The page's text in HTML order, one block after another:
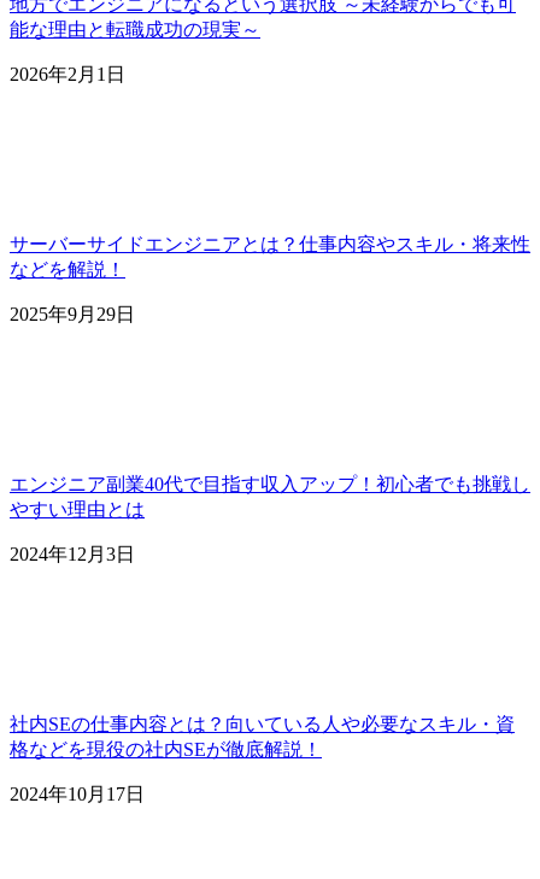
能な理由と転職成功の現実～
2026年2月1日
サーバーサイドエンジニアとは？仕事内容やスキル・将来性
などを解説！
2025年9月29日
エンジニア副業40代で目指す収入アップ！初心者でも挑戦し
やすい理由とは
2024年12月3日
社内SEの仕事内容とは？向いている人や必要なスキル・資
格などを現役の社内SEが徹底解説！
2024年10月17日